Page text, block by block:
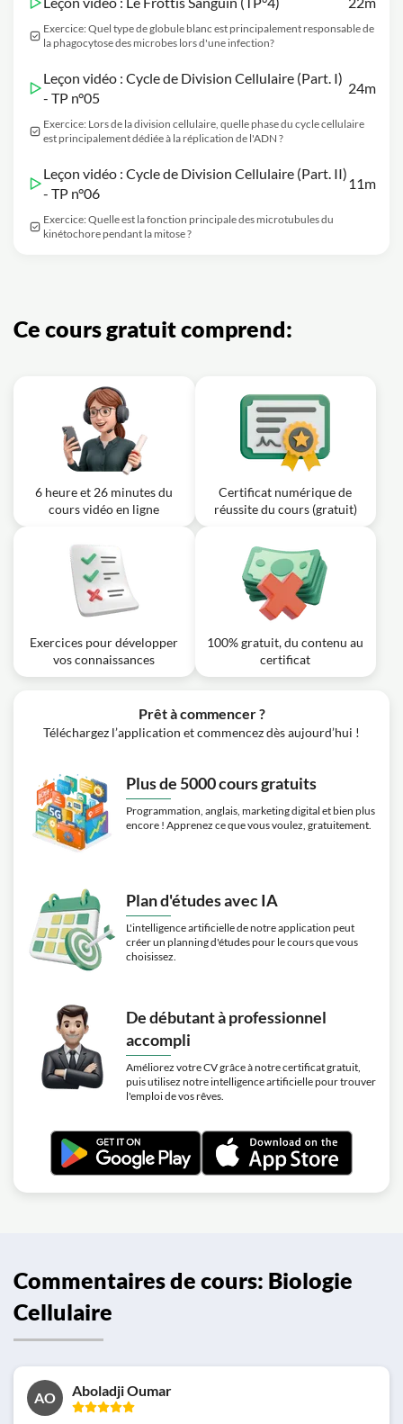
Exercice: Quel type de globule blanc est principalement responsable de
la phagocytose des microbes lors d'une infection?
Leçon vidéo : Cycle de Division Cellulaire (Part. I)
- TP n°05
24m
Exercice: Lors de la division cellulaire, quelle phase du cycle cellulaire
est principalement dédiée à la réplication de l'ADN ?
Leçon vidéo : Cycle de Division Cellulaire (Part. II)
- TP n°06
11m
Exercice: Quelle est la fonction principale des microtubules du
kinétochore pendant la mitose ?
Ce cours gratuit comprend:
6 heure et 26 minutes du
cours vidéo en ligne
Certificat numérique de
réussite du cours (gratuit)
Exercices pour développer
vos connaissances
100% gratuit, du contenu au
certificat
Prêt à commencer ?
Téléchargez l’application et commencez dès aujourd’hui !
Plus de 5000 cours gratuits
Programmation, anglais, marketing digital et bien plus
encore ! Apprenez ce que vous voulez, gratuitement.
Plan d'études avec IA
L'intelligence artificielle de notre application peut
créer un planning d'études pour le cours que vous
choisissez.
De débutant à professionnel
accompli
Améliorez votre CV grâce à notre certificat gratuit,
puis utilisez notre intelligence artificielle pour trouver
l'emploi de vos rêves.
Commentaires de cours: Biologie
Cellulaire
AO Aboladji Oumar